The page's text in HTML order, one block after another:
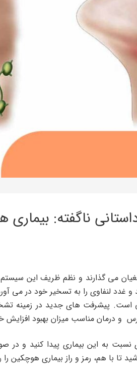
ناگفته:
می گذارند و نظم ظریف این
لنفاوی را به تسخیر خود در می
است. پیشرفت های جدید در زمینه
و درمان مناسب میزان بهبود افزایش
نسبت به این بیماری پیدا کنید و در
تا با هم، رمز و راز بیماری هوچکین